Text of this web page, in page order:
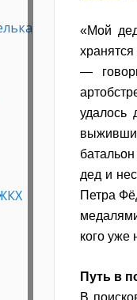
«Мой
—
удалось
дед и
Петра
кого уже
Путь в